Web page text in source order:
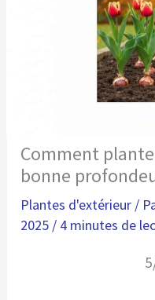
Comment
bonne
Plantes d'extérieur /
2025 / 4 minutes de